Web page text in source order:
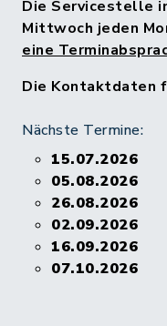
Die Servicestelle
Mittwoch jeden
eine
Die Kontaktdaten
Nächste Termine:
15.07.2026
05.08.2026
26.08.2026
02.09.2026
16.09.2026
07.10.2026